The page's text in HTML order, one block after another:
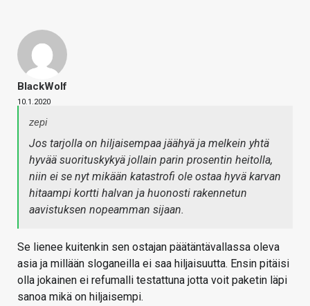
BlackWolf
10.1.2020
zepi
Jos tarjolla on hiljaisempaa jäähyä ja melkein yhtä
hyvää suorituskykyä jollain parin prosentin heitolla,
niin ei se nyt mikään katastrofi ole ostaa hyvä karvan
hitaampi kortti halvan ja huonosti rakennetun
aavistuksen nopeamman sijaan.
Se lienee kuitenkin sen ostajan päätäntävallassa oleva
asia ja millään sloganeilla ei saa hiljaisuutta. Ensin pitäisi
olla jokainen ei refumalli testattuna jotta voit paketin läpi
sanoa mikä on hiljaisempi.